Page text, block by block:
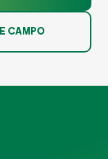
CAMPO